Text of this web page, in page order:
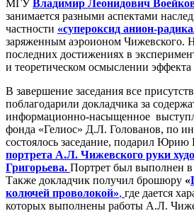
МГУВладимир Леонидович
занимается разными аспектами
частности «супероксид анион-
заряженным аэроионом Чижевского.
последних достижениях в
и теоретическом осмыслении
В завершение заседания все
поблагодарили докладчика за
информационно-насыщенное
фонда «Гелиос» Д.Л. Голованов, по
состоялось заседание, подарил
портрета А.Л. Чижевского руки
Григорьева. Портрет был выполнен в
Также докладчик получил брошюру «
колючей проволокой», где дается
которых выполнены работы А.Л.